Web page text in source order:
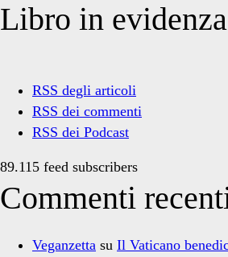
Libro in
RSS degli articoli
RSS dei commenti
RSS dei Podcast
89.115 feed subscribers
Commenti
Veganzetta su Il Vaticano